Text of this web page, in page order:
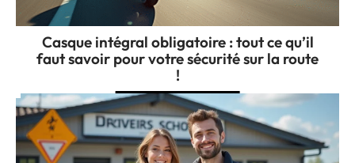
Casque intégral obligatoire : tout ce qu’il
faut savoir pour votre sécurité sur la route
!